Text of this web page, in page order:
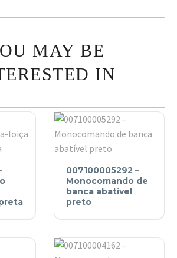
MAY BE
IN
Monocomando
banca
abatível
preto
007100005292 –
Monocomando de
banca abatível
preto